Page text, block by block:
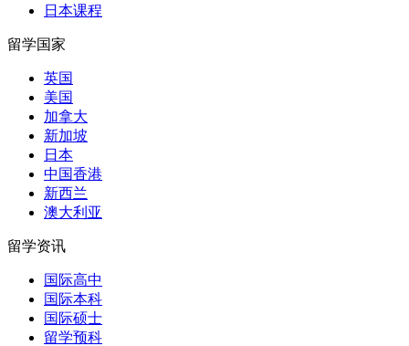
日本课程
留学国家
英国
美国
加拿大
新加坡
日本
中国香港
新西兰
澳大利亚
留学资讯
国际高中
国际本科
国际硕士
留学预科